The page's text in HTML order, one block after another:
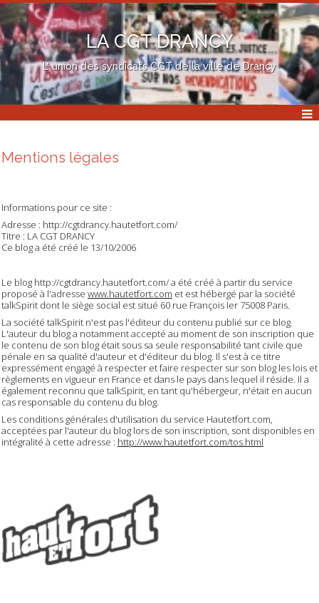
LA CGT DRANCY
L' union des syndicats CGT de la ville de Drancy
Mentions légales
Informations pour ce site :
Adresse : http://cgtdrancy.hautetfort.com/
Titre : LA CGT DRANCY
Ce blog a été créé le 13/10/2006
Le blog http://cgtdrancy.hautetfort.com/ a été créé à partir du service
proposé à l'adresse www.hautetfort.com et est hébergé par la société
talkSpirit dont le siège social est situé 60 rue François Ier 75008 Paris.
La société talkSpirit n'est pas l'éditeur du contenu publié sur ce blog.
L'auteur du blog a notamment accepté au moment de son inscription que
le contenu de son blog était sous sa seule responsabilité tant civile que
pénale en sa qualité d'auteur et d'éditeur du blog. Il s'est à ce titre
expressément engagé à respecter et faire respecter sur son blog les lois et
règlements en vigueur en France et dans le pays dans lequel il réside. Il a
également reconnu que talkSpirit, en tant qu'hébergeur, n'était en aucun
cas responsable du contenu du blog.
Les conditions générales d'utilisation du service Hautetfort.com,
acceptées par l'auteur du blog lors de son inscription, sont disponibles en
intégralité à cette adresse : http://www.hautetfort.com/tos.html